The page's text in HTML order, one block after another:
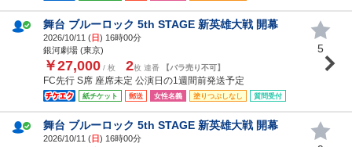
舞台 ブルーロック 5th STAGE 新英雄大戦 開幕
2026/10/11 (日) 16時00分
銀河劇場 (東京)
￥27,000 / 枚 2枚 連番 【バラ売り不可】
FC先行 S席 座席未定 公演日の1週間前発送予定
紙チケット 郵送 女性名義 塗りつぶしなし 質問受付
5
舞台 ブルーロック 5th STAGE 新英雄大戦 開幕
2026/10/11 (日) 16時00分